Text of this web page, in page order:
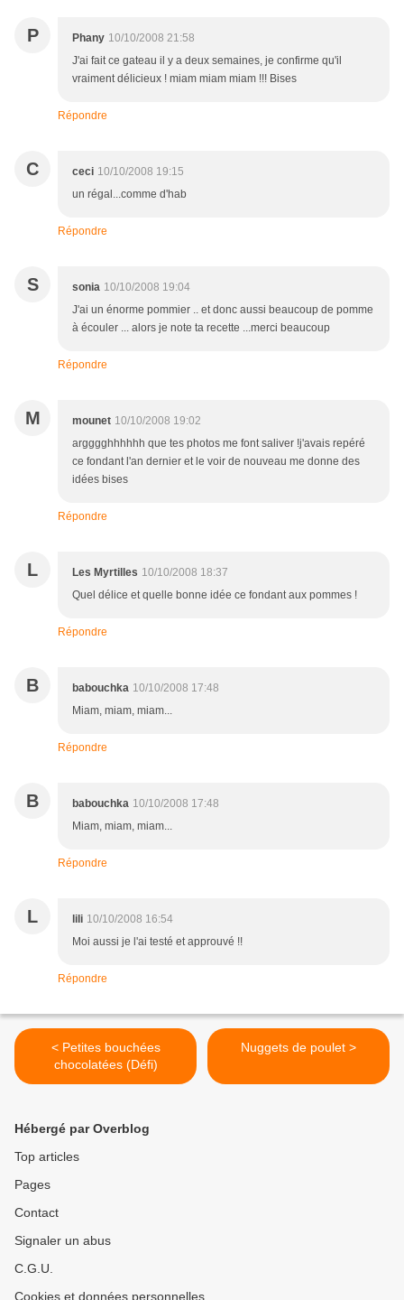
P Phany 10/10/2008 21:58
J'ai fait ce gateau il y a deux semaines, je confirme qu'il
vraiment délicieux ! miam miam miam !!! Bises
Répondre
C ceci 10/10/2008 19:15
un régal...comme d'hab
Répondre
S sonia 10/10/2008 19:04
J'ai un énorme pommier .. et donc aussi beaucoup de pomme
à écouler ... alors je note ta recette ...merci beaucoup
Répondre
M mounet 10/10/2008 19:02
argggghhhhhh que tes photos me font saliver !j'avais repéré
ce fondant l'an dernier et le voir de nouveau me donne des
idées bises
Répondre
L Les Myrtilles 10/10/2008 18:37
Quel délice et quelle bonne idée ce fondant aux pommes !
Répondre
B babouchka 10/10/2008 17:48
Miam, miam, miam...
Répondre
B babouchka 10/10/2008 17:48
Miam, miam, miam...
Répondre
L lili 10/10/2008 16:54
Moi aussi je l'ai testé et approuvé !!
Répondre
< Petites bouchées
chocolatées (Défi)
Nuggets de poulet >
Hébergé par Overblog
Top articles
Pages
Contact
Signaler un abus
C.G.U.
Cookies et données personnelles